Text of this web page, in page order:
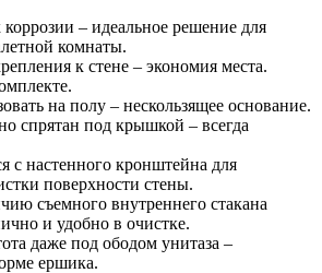
коррозии – идеальное решение для
комнаты.
к стене – экономия места.
на полу – нескользящее основание.
спрятан под крышкой – всегда
с настенного кронштейна для
поверхности стены.
съемного внутреннего стакана
и удобно в очистке.
даже под ободом унитаза –
ершика.